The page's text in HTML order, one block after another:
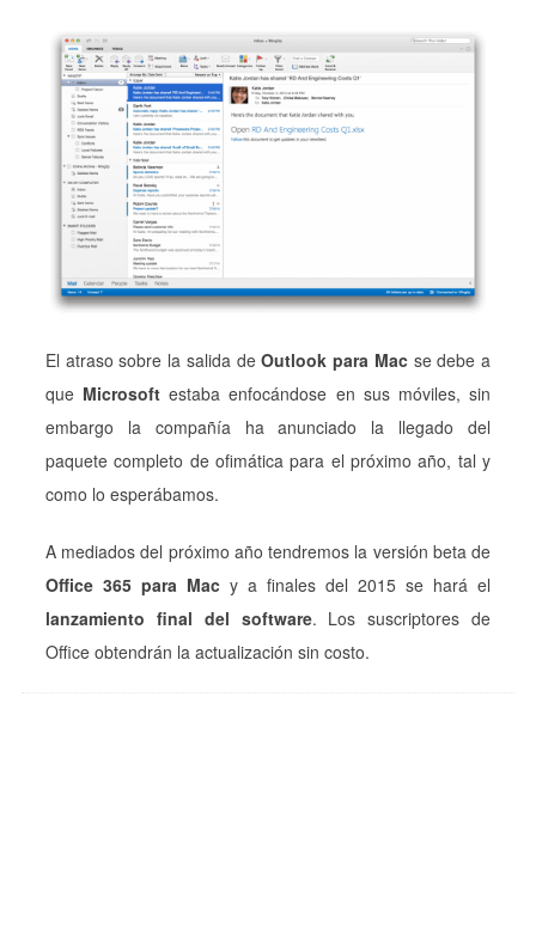
El atraso sobre la salida deOutlook para Macse debe a
que Microsoft estaba enfocándose en sus móviles, sin
embargo la compañía ha anunciado la llegado del
paquete completo de ofimática para el próximo año, tal y
como lo esperábamos.
A mediados del próximo año tendremos la versión beta de
Office 365 para Mac y a finales del 2015 se hará el
lanzamiento final del software. Los suscriptores de
Office obtendrán la actualización sin costo.